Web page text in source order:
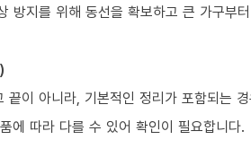
방지를 위해 동선을 확보하고 큰 가구부
끝이 아니라, 기본적인 정리가 포함되는
에 따라 다를 수 있어 확인이 필요합니다.